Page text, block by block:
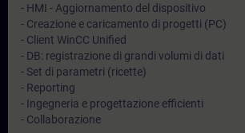
- HMI - Aggiornamento del dispositivo
- Creazione e caricamento di progetti (PC)
- Client WinCC Unified
- DB: registrazione di grandi volumi di dati
- Set di parametri (ricette)
- Reporting
- Ingegneria e progettazione efficienti
- Collaborazione